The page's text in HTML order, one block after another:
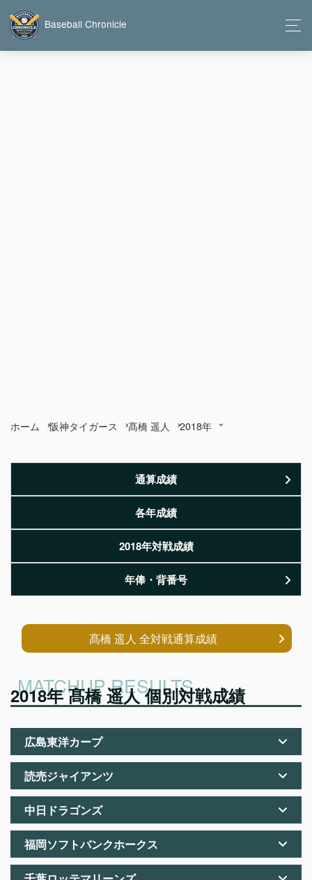
Baseball Chronicle
ホーム 阪神タイガース 髙橋 遥人 2018年
通算成績
各年成績
2018年対戦成績
年俸・背番号
髙橋 遥人 全対戦通算成績
2018年 髙橋 遥人 個別対戦成績
広島東洋カープ
読売ジャイアンツ
中日ドラゴンズ
福岡ソフトバンクホークス